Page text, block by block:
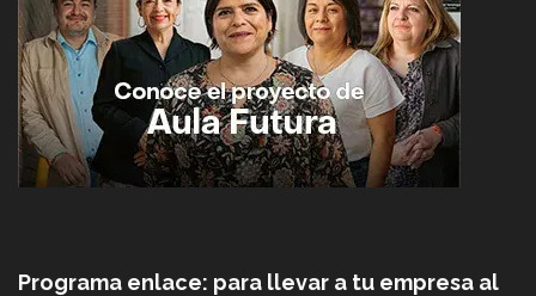
Programa enlace: para llevar a tu empresa al